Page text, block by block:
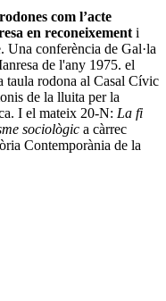
com l’acte
en reconeixement i
Una conferència de Gal·la
de l'any 1975. el
taula rodona al Casal Cívic
de la lluita per la
I el mateix 20-N: La fi
sociològic a càrrec
Contemporània de la